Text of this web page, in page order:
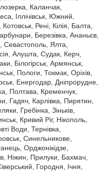
Каланчак,
Іллічівськ, Южний,
Рені, Кілія, Балта,
Березівка, Ананьєв,
Ялта,
Алушта, Судак, Керч,
Білогірськ, Армянськ,
Пологи, Токмак, Оріхів,
Енергодар, Дніпрорудне,
Полтава, Кременчук,
Гадяч, Карлівка, Пирятин,
Гребінка, Зіньків,
Кривий Ріг, Нікополь,
Води, Тернівка,
Синельникове,
Орджонікідзе,
Ніжин, Прилуки, Бахмач,
Городня, Ічня,